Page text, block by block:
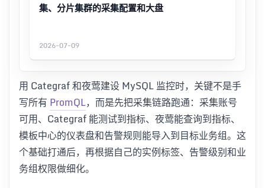
集、分片集群的采集配置和大盘
2026-07-09
用 Categraf 和夜莺建设 MySQL 监控时，关键不是手
写所有 PromQL，而是先把采集链路跑通：采集账号
可用、Categraf 能测试到指标、夜莺能查询到指标、
模板中心的仪表盘和告警规则能导入到目标业务组。这
个基础打通后，再根据自己的实例标签、告警级别和业
务组权限做细化。